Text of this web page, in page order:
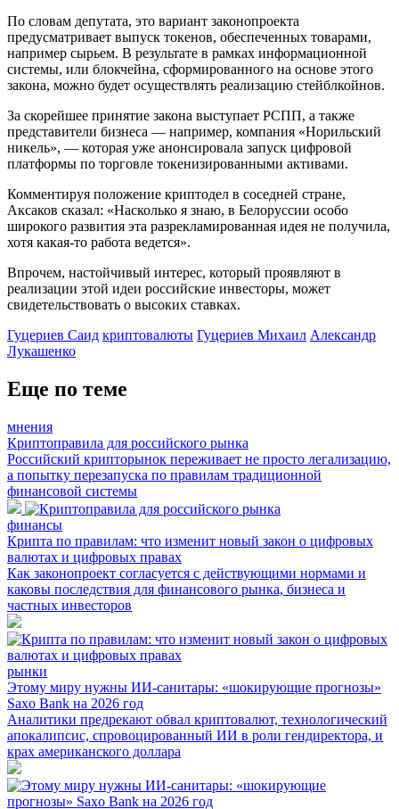
По словам депутата, это вариант законопроекта
предусматривает выпуск токенов, обеспеченных товарами,
например сырьем. В результате в рамках информационной
системы, или блокчейна, сформированного на основе этого
закона, можно будет осуществлять реализацию стейблкойнов.
За скорейшее принятие закона выступает РСПП, а также
представители бизнеса — например, компания «Норильский
никель», — которая уже анонсировала запуск цифровой
платформы по торговле токенизированными активами.
Комментируя положение криптодел в соседней стране,
Аксаков сказал: «Насколько я знаю, в Белоруссии особо
широкого развития эта разрекламированная идея не получила,
хотя какая-то работа ведется».
Впрочем, настойчивый интерес, который проявляют в
реализации этой идеи российские инвесторы, может
свидетельствовать о высоких ставках.
Гуцериев Саид криптовалюты Гуцериев Михаил Александр
Лукашенко
Еще по теме
мнения
Криптоправила для российского рынка
Российский крипторынок переживает не просто легализацию,
а попытку перезапуска по правилам традиционной
финансовой системы
финансы
Крипта по правилам: что изменит новый закон о цифровых
валютах и цифровых правах
Как законопроект согласуется с действующими нормами и
каковы последствия для финансового рынка, бизнеса и
частных инвесторов
рынки
Этому миру нужны ИИ-санитары: «шокирующие прогнозы»
Saxo Bank на 2026 год
Аналитики предрекают обвал криптовалют, технологический
апокалипсис, спровоцированный ИИ в роли гендиректора, и
крах американского доллара